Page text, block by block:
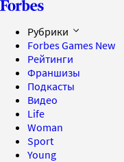
Рубрики
Forbes Games New
Рейтинги
Франшизы
Подкасты
Видео
Life
Woman
Sport
Young